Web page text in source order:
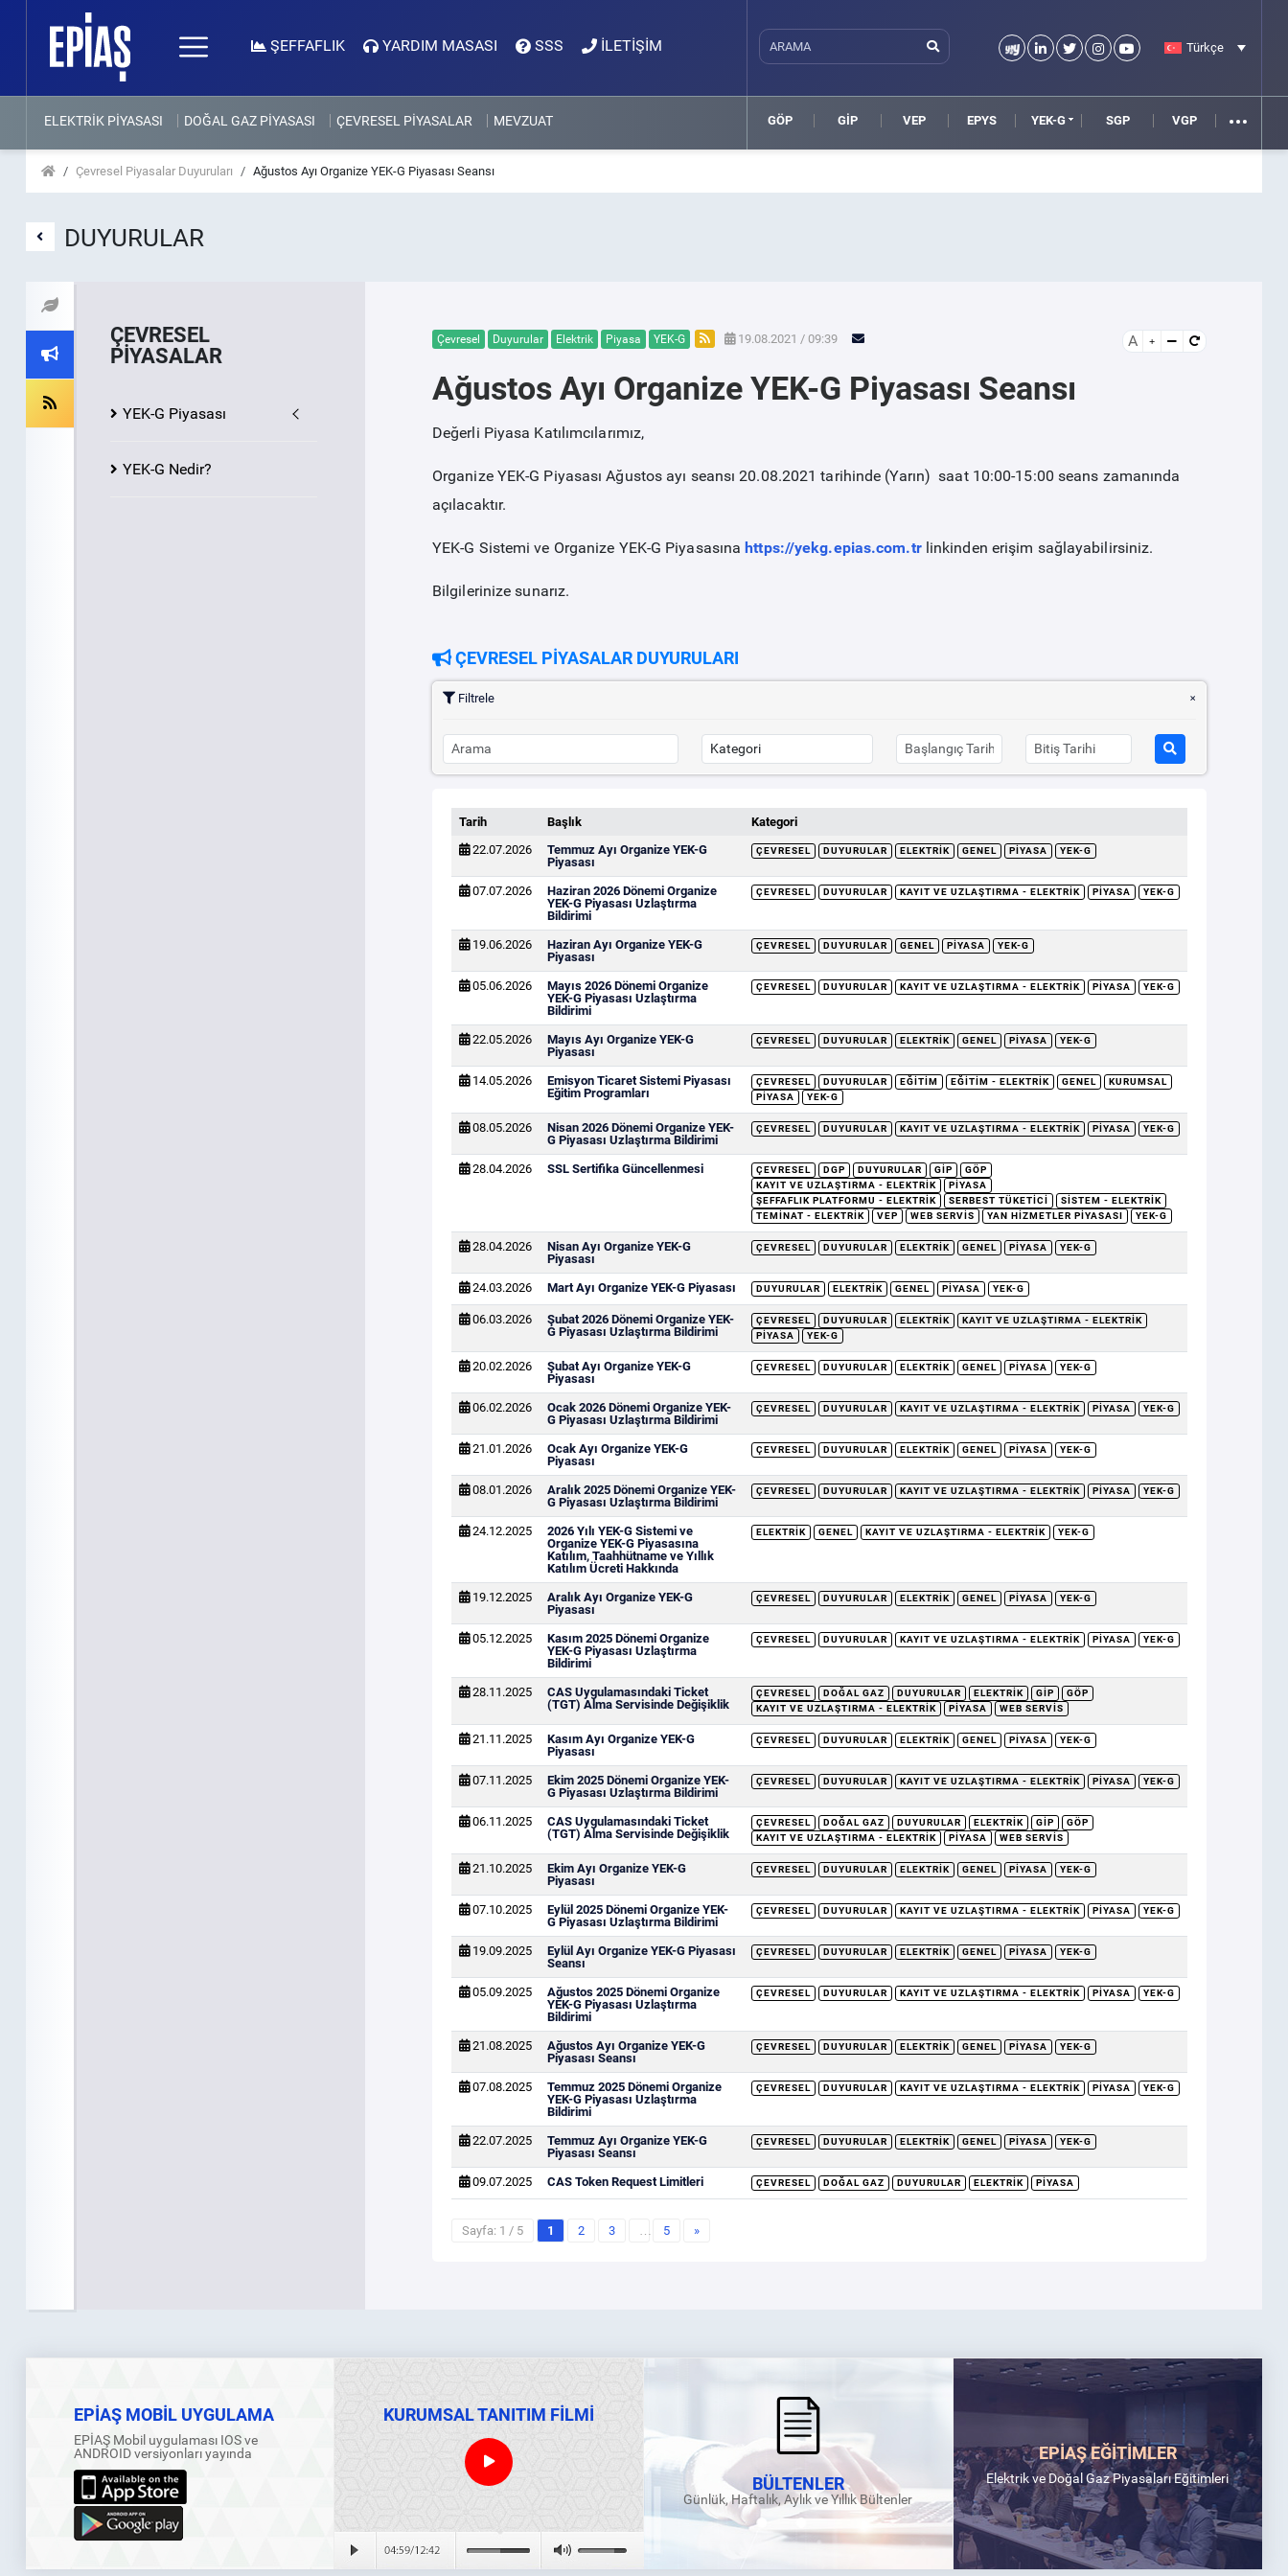
ŞEFFAFLIK YARDIM MASASI SSS İLETİŞİM Türkçe
ELEKTRİK PİYASASI DOĞAL GAZ PİYASASI ÇEVRESEL PİYASALAR MEVZUAT GÖP GİP VEP EPYS YEK-G SGP VGP
Çevresel Piyasalar Duyuruları Ağustos Ayı Organize YEK-G Piyasası Seansı
DUYURULAR
ÇEVRESEL
PİYASALAR
YEK-G Piyasası
YEK-G Nedir?
Çevresel Duyurular Elektrik Piyasa YEK-G 19.08.2021 / 09:39 A
Ağustos Ayı Organize YEK-G Piyasası Seansı
Değerli Piyasa Katılımcılarımız,
Organize YEK-G Piyasası Ağustos ayı seansı 20.08.2021 tarihinde (Yarın) saat 10:00-15:00 seans zamanında
açılacaktır.
YEK-G Sistemi ve Organize YEK-G Piyasasınahttps://yekg.epias.com.trlinkinden erişim sağlayabilirsiniz.
Bilgilerinize sunarız.
ÇEVRESEL PİYASALAR DUYURULARI
Filtrele
Tarih Başlık
Kategori
22.07.2026
Temmuz Ayı Organize YEK-G
Piyasası
ÇEVRESEL DUYURULAR ELEKTRIK GENEL PIYASA YEK-G
07.07.2026
Haziran 2026 Dönemi Organize
YEK-G Piyasası Uzlaştırma
Bildirimi
ÇEVRESEL DUYURULAR KAYIT VE UZLAŞTIRMA - ELEKTRIK PIYASA YEK-G
19.06.2026
Haziran Ayı Organize YEK-G
Piyasası
ÇEVRESEL DUYURULAR GENEL PIYASA YEK-G
05.06.2026
Mayıs 2026 Dönemi Organize
YEK-G Piyasası Uzlaştırma
Bildirimi
ÇEVRESEL DUYURULAR KAYIT VE UZLAŞTIRMA - ELEKTRIK PIYASA YEK-G
22.05.2026
Mayıs Ayı Organize YEK-G
Piyasası
ÇEVRESEL DUYURULAR ELEKTRIK GENEL PIYASA YEK-G
14.05.2026
Emisyon Ticaret Sistemi Piyasası
Eğitim Programları
ÇEVRESEL DUYURULAR EĞITIM EĞITIM - ELEKTRIK GENEL
KURUMSAL
PIYASA
YEK-G
08.05.2026
Nisan 2026 Dönemi Organize YEK-
G Piyasası Uzlaştırma Bildirimi
ÇEVRESEL DUYURULAR KAYIT VE UZLAŞTIRMA - ELEKTRIK PIYASA YEK-G
28.04.2026 SSL Sertifika Güncellenmesi ÇEVRESEL DGP DUYURULAR GİP
GÖP
KAYIT VE UZLAŞTIRMA - ELEKTRIK
PIYASA
ŞEFFAFLIK PLATFORMU - ELEKTRIK
SERBEST TÜKETICI
SISTEM - ELEKTRIK
TEMINAT - ELEKTRIK
VEP WEB SERVIS YAN HIZMETLER PIYASASI YEK-G
28.04.2026
Nisan Ayı Organize YEK-G
Piyasası
ÇEVRESEL DUYURULAR ELEKTRIK GENEL PIYASA YEK-G
24.03.2026 Mart Ayı Organize YEK-G Piyasası DUYURULAR ELEKTRIK GENEL PIYASA YEK-G
06.03.2026
Şubat 2026 Dönemi Organize YEK-
G Piyasası Uzlaştırma Bildirimi
ÇEVRESEL DUYURULAR ELEKTRIK
KAYIT VE UZLAŞTIRMA - ELEKTRIK
PIYASA
YEK-G
20.02.2026
Şubat Ayı Organize YEK-G
Piyasası
ÇEVRESEL DUYURULAR ELEKTRIK GENEL PIYASA YEK-G
06.02.2026
Ocak 2026 Dönemi Organize YEK-
G Piyasası Uzlaştırma Bildirimi
ÇEVRESEL DUYURULAR KAYIT VE UZLAŞTIRMA - ELEKTRIK PIYASA YEK-G
21.01.2026
Ocak Ayı Organize YEK-G
Piyasası
ÇEVRESEL DUYURULAR ELEKTRIK GENEL PIYASA YEK-G
08.01.2026
Aralık 2025 Dönemi Organize YEK-
G Piyasası Uzlaştırma Bildirimi
ÇEVRESEL DUYURULAR KAYIT VE UZLAŞTIRMA - ELEKTRIK PIYASA YEK-G
24.12.2025
2026 Yılı YEK-G Sistemi ve
Organize YEK-G Piyasasına
Katılım, Taahhütname ve Yıllık
Katılım Ücreti Hakkında
ELEKTRIK GENEL KAYIT VE UZLAŞTIRMA - ELEKTRIK YEK-G
19.12.2025
Aralık Ayı Organize YEK-G
Piyasası
ÇEVRESEL DUYURULAR ELEKTRIK GENEL PIYASA YEK-G
05.12.2025
Kasım 2025 Dönemi Organize
YEK-G Piyasası Uzlaştırma
Bildirimi
ÇEVRESEL DUYURULAR KAYIT VE UZLAŞTIRMA - ELEKTRIK PIYASA YEK-G
28.11.2025
CAS Uygulamasındaki Ticket
(TGT) Alma Servisinde Değişiklik
ÇEVRESEL DOĞAL GAZ DUYURULAR ELEKTRIK GİP
GÖP
KAYIT VE UZLAŞTIRMA - ELEKTRIK
PIYASA WEB SERVIS
21.11.2025
Kasım Ayı Organize YEK-G
Piyasası
ÇEVRESEL DUYURULAR ELEKTRIK GENEL PIYASA YEK-G
07.11.2025
Ekim 2025 Dönemi Organize YEK-
G Piyasası Uzlaştırma Bildirimi
ÇEVRESEL DUYURULAR KAYIT VE UZLAŞTIRMA - ELEKTRIK PIYASA YEK-G
06.11.2025
CAS Uygulamasındaki Ticket
(TGT) Alma Servisinde Değişiklik
ÇEVRESEL DOĞAL GAZ DUYURULAR ELEKTRIK GİP
GÖP
KAYIT VE UZLAŞTIRMA - ELEKTRIK
PIYASA WEB SERVIS
21.10.2025
Ekim Ayı Organize YEK-G
Piyasası
ÇEVRESEL DUYURULAR ELEKTRIK GENEL PIYASA YEK-G
07.10.2025
Eylül 2025 Dönemi Organize YEK-
G Piyasası Uzlaştırma Bildirimi
ÇEVRESEL DUYURULAR KAYIT VE UZLAŞTIRMA - ELEKTRIK PIYASA YEK-G
19.09.2025
Eylül Ayı Organize YEK-G Piyasası
Seansı
ÇEVRESEL DUYURULAR ELEKTRIK GENEL PIYASA YEK-G
05.09.2025
Ağustos 2025 Dönemi Organize
YEK-G Piyasası Uzlaştırma
Bildirimi
ÇEVRESEL DUYURULAR KAYIT VE UZLAŞTIRMA - ELEKTRIK PIYASA YEK-G
21.08.2025
Ağustos Ayı Organize YEK-G
Piyasası Seansı
ÇEVRESEL DUYURULAR ELEKTRIK GENEL PIYASA YEK-G
07.08.2025
Temmuz 2025 Dönemi Organize
YEK-G Piyasası Uzlaştırma
Bildirimi
ÇEVRESEL DUYURULAR KAYIT VE UZLAŞTIRMA - ELEKTRIK PIYASA YEK-G
22.07.2025
Temmuz Ayı Organize YEK-G
Piyasası Seansı
ÇEVRESEL DUYURULAR ELEKTRIK GENEL PIYASA YEK-G
09.07.2025 CAS Token Request Limitleri ÇEVRESEL DOĞAL GAZ DUYURULAR ELEKTRIK PIYASA
Sayfa: 1 / 5 1 2 3 … 5 »
EPİAŞ MOBİL UYGULAMA
EPİAŞ Mobil uygulaması IOS ve
ANDROID versiyonları yayında
KURUMSAL TANITIM FİLMİ
BÜLTENLER
Günlük, Haftalık, Aylık ve Yıllık Bültenler
EPİAŞ EĞİTİMLER
Elektrik ve Doğal Gaz Piyasaları Eğitimleri